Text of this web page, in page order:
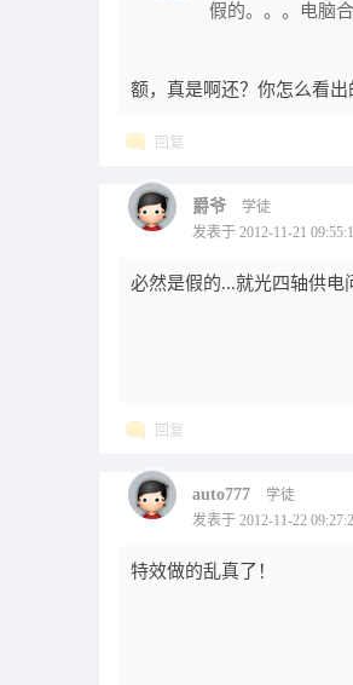
假的。。。电脑合
额，真是啊还？你怎么看出
回复
爵爷
学徒
发表于 2012-11-21
必然是假的...就光四轴供电
回复
auto777
学徒
发表于 2012-11-22
特效做的乱真了！